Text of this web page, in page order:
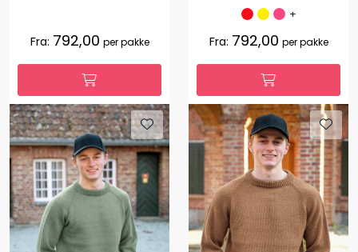
Fra: 792,00 per pakke
+
Fra: 792,00 per pakke